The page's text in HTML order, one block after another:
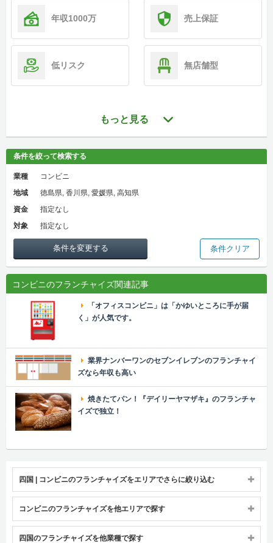
年収1000万 売上保証
低リスク 無店舗型
もっと見る
条件を絞って検索する
業種
コンビニ
地域
徳島県, 香川県, 愛媛県, 高知県
資金
指定なし
対象
指定なし
条件を変更する 条件クリア
コンビニのフランチャイズ関連記事
「オフィスコンビニ」は「かゆいところに手が届
く」が人気です。
業界ナンバーワンのセブンイレブンのフランチャイ
ズなら年収も高い
焼きたてパン！『デイリーヤマザキ』のフランチャ
イズで独立！
四国 | コンビニのフランチャイズをエリアでさらに絞り込む
コンビニのフランチャイズを他エリアで探す
四国のフランチャイズを他業種で探す